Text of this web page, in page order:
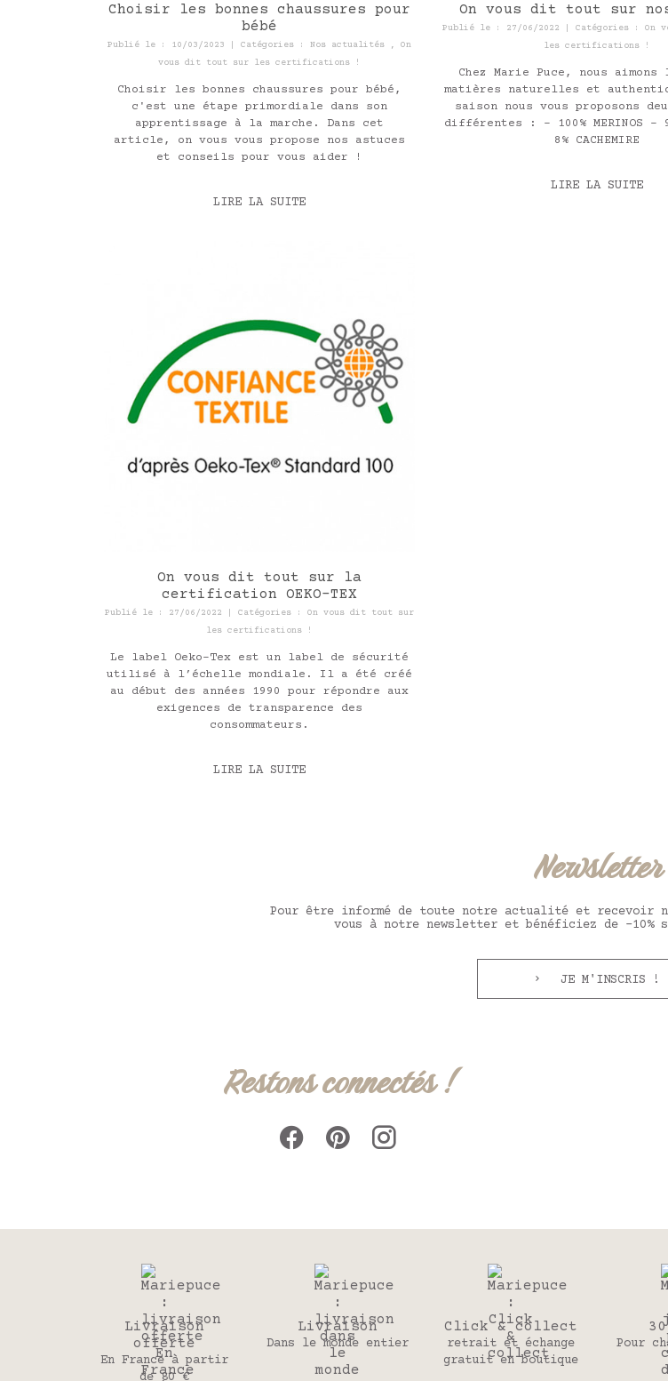
Choisir les bonnes chaussures pour
bébé
Publié le : 10/03/2023 | Catégories : Nos actualités, On
vous dit tout sur les certifications !
Choisir les bonnes chaussures pour bébé,
c'est une étape primordiale dans son
apprentissage à la marche. Dans cet
article, on vous vous propose nos astuces
et conseils pour vous aider !
LIRE LA SUITE
On vous dit tout sur
Publié le : 27/06/2022 | Catégories : On
les certifications !
Chez Marie Puce, nous
matières naturelles et
saison nous vous proposons
différentes : - 100% MERINOS -
8% CACHEMIRE
LIRE LA SUITE
On vous dit tout sur la
certification OEKO-TEX
Publié le : 27/06/2022 | Catégories : On vous dit tout sur
les certifications !
Le label Oeko-Tex est un label de sécurité
utilisé à l’échelle mondiale. Il a été créé
au début des années 1990 pour répondre aux
exigences de transparence des
consommateurs.
LIRE LA SUITE
Newsletter
Pour être informé de toute notre actualité et recevoir
vous à notre newsletter et bénéficiez de -10%
JE M'INSCRIS !
Restons connectés !
Livraison
offerte
En France à partir
de 80 €
Livraison
Dans le monde entier
Click & collect
retrait et échange
gratuit en boutique
Pour